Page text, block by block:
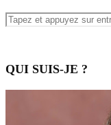
QUI SUIS-JE ?